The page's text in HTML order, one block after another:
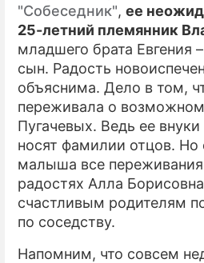
"Собеседник", ее
25-летний племянник
младшего брата Евгения
сын. Радость
объяснима. Дело в том,
переживала о
Пугачевых. Ведь ее
носят фамилии отцов.
малыша все
радостях Алла
счастливым родителям
по соседству.
Напомним, что совсем